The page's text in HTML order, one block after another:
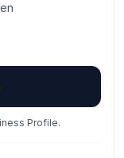
Profile.